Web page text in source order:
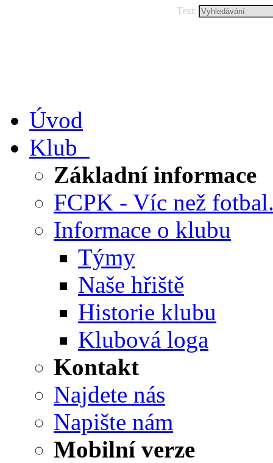
Text:
Úvod
Klub
Základní informace
FCPK - Víc než
Informace o klubu
Týmy
Naše hřiště
Historie klubu
Klubová loga
Kontakt
Najdete nás
Napište nám
Mobilní verze